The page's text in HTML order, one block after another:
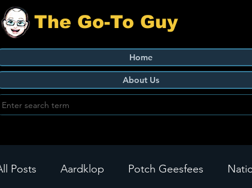
The Go-To Guy
Home
About Us
Posts Aardklop Potch Geesfees